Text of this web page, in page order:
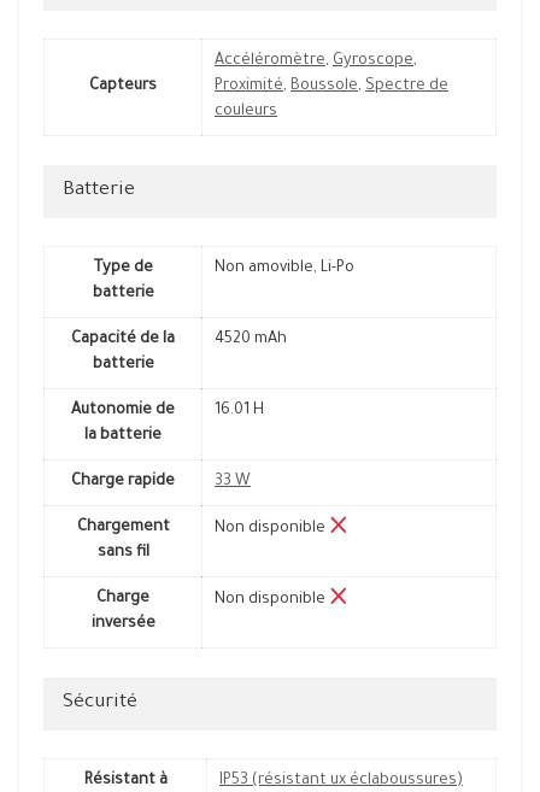
Capteurs
Accéléromètre, Gyroscope,
Proximité, Boussole, Spectre de
couleurs
Batterie
Type de
batterie
Non amovible, Li-Po
Capacité de la
batterie
4520 mAh
Autonomie de
la batterie
16.01 H
Charge rapide 33 W
Chargement
sans fil
Non disponible
Charge
inversée
Non disponible
Sécurité
Résistant à
IP53 (résistant ux éclaboussures)